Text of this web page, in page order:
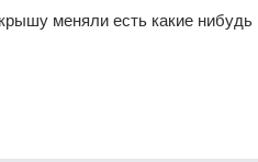
меняли есть какие нибудь